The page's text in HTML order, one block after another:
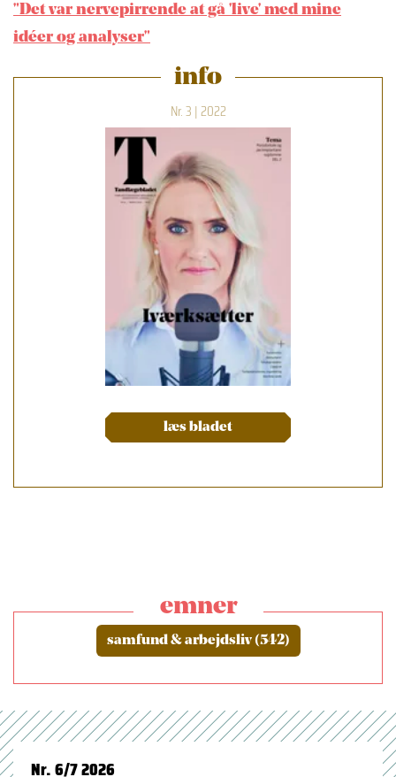
"Det var nervepirrende at gå 'live' med mine
idéer og analyser"
info
Nr. 3 | 2022
læs bladet
emner
samfund & arbejdsliv (542)
Nr. 6/7 2026